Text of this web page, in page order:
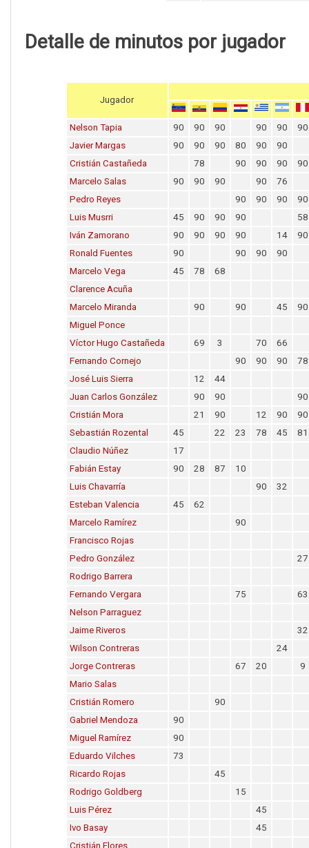
Detalle de minutos por jugador
Jugador
Nelson Tapia 90 90 90 90 90
90
Javier Margas
90 90 90 80 90
90
Cristián Castañeda
78 90 90 90
90
Marcelo Salas
90 90 90 90
76
Pedro Reyes
90 90 90
90
Luis Musrri
45 90 90 90
58
Iván Zamorano
90 90 90 90 14
90
Ronald Fuentes
90 90 90
90
Marcelo Vega
45 78
68
Clarence Acuña
Marcelo Miranda
90 90 45
90
Miguel Ponce
Víctor Hugo Castañeda
69 3 70
66
Fernando Cornejo
90 90 90
78
José Luis Sierra
12
44
Juan Carlos González
90 90
90
Cristián Mora
21 90 12 90
90
Sebastián Rozental
45 22 23 78 45
81
Claudio Núñez
17
Fabián Estay
90 28 87
10
Luis Chavarría
90
32
Esteban Valencia
45
62
Marcelo Ramírez
90
Francisco Rojas
Pedro González
27
Rodrigo Barrera
Fernando Vergara
75
63
Nelson Parraguez
Jaime Riveros
32
Wilson Contreras
24
Jorge Contreras
67 20
9
Mario Salas
Cristián Romero
90
Gabriel Mendoza
90
Miguel Ramírez
90
Eduardo Vilches
73
Ricardo Rojas
45
Rodrigo Goldberg
15
Luis Pérez
45
Ivo Basay
45
Cristián Flores